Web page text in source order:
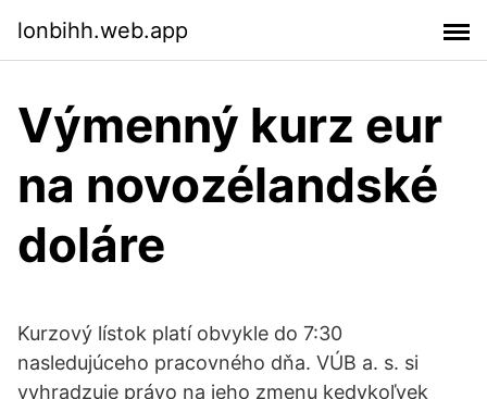
lonbihh.web.app
Výmenný kurz eur
na novozélandské
doláre
Kurzový lístok platí obvykle do 7:30
nasledujúceho pracovného dňa. VÚB a. s. si
vyhradzuje právo na jeho zmenu kedykoľvek